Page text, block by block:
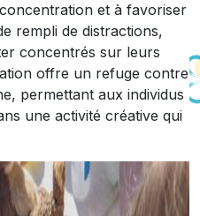
et à favoriser
rempli de distractions,
concentrés sur leurs
offre un refuge contre
permettant aux individus
une activité créative qui